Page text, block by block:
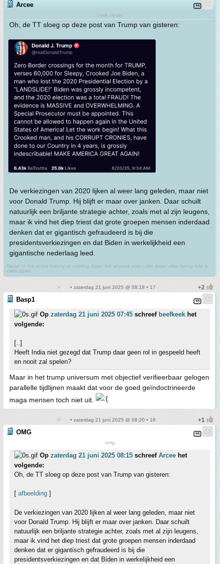
Arcee
Look closer
Oh, de TT sloeg op deze post van Trump van gisteren:
De verkiezingen van 2020 lijken al weer lang geleden, maar niet
voor Donald Trump. Hij blijft er maar over janken. Daar schuilt
natuurlijk een briljante strategie achter, zoals met al zijn leugens,
maar ik vind het diep triest dat grote groepen mensen inderdaad
denken dat er gigantisch gefraudeerd is bij die
presidentsverkiezingen en dat Biden in werkelijkheid een
gigantische nederlaag leed.
Never in the entire history of calming down did anyone ever calm down after being told to
calm down.
• zaterdag 21 juni 2025 @ 08:18 • 17
Basp1
Op zaterdag 21 juni 2025 07:45 schreef beefkeek het
volgende:
[..]
Heeft India niet gezegd dat Trump daar geen rol in gespeeld heeft
en nooit zal spelen?
Maar in het trump universum met objectief verifieerbaar gelogen
parallelle tijdlijnen maakt dat voor de goed geïndoctrineerde
maga mensen toch niet uit.
• zaterdag 21 juni 2025 @ 08:20 • 18
OMG
omg
Op zaterdag 21 juni 2025 08:15 schreef Arcee het
volgende:
Oh, de TT sloeg op deze post van Trump van gisteren:
[ afbeelding ]
De verkiezingen van 2020 lijken al weer lang geleden, maar niet
voor Donald Trump. Hij blijft er maar over janken. Daar schuilt
natuurlijk een briljante strategie achter, zoals met al zijn leugens,
maar ik vind het diep triest dat grote groepen mensen inderdaad
denken dat er gigantisch gefraudeerd is bij die
presidentsverkiezingen en dat Biden in werkelijkheid een